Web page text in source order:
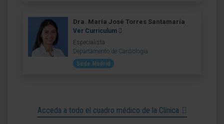
Dra. María José Torres Santamaría
Ver Curriculum
Especialista
Departamento de Cardiología
Sede Madrid
Acceda a todo el cuadro médico de la Clínica